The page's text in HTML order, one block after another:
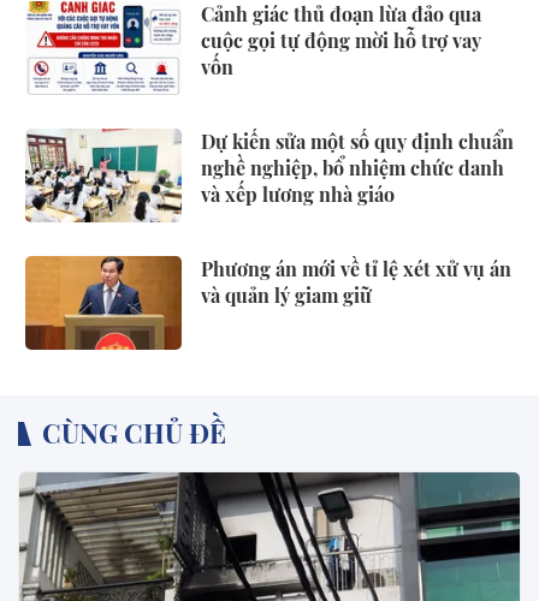
Cảnh giác thủ đoạn lừa đảo qua
cuộc gọi tự động mời hỗ trợ vay
vốn
Dự kiến sửa một số quy định chuẩn
nghề nghiệp, bổ nhiệm chức danh
và xếp lương nhà giáo
Phương án mới về tỉ lệ xét xử vụ án
và quản lý giam giữ
CÙNG CHỦ ĐỀ